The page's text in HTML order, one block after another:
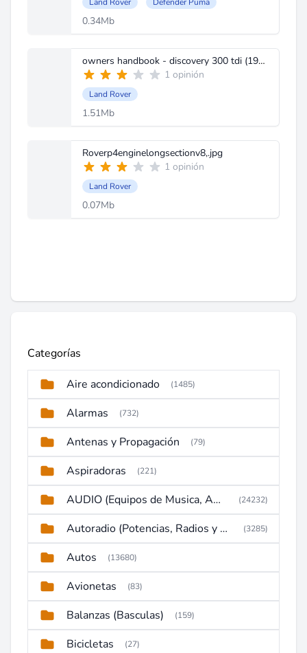
0.34Mb
owners handbook - discovery 300 tdi (1998).pdf
1 opinión
Land Rover
1.51Mb
Roverp4enginelongsectionv8,.jpg
1 opinión
Land Rover
0.07Mb
Categorías
Aire acondicionado (1485)
Alarmas (732)
Antenas y Propagación (79)
Aspiradoras (221)
AUDIO (Equipos de Musica, Amplificadores, Reproductores, Etc) (24232)
Autoradio (Potencias, Radios y DVD) (3285)
Autos (13680)
Avionetas (83)
Balanzas (Basculas) (159)
Bicicletas (27)